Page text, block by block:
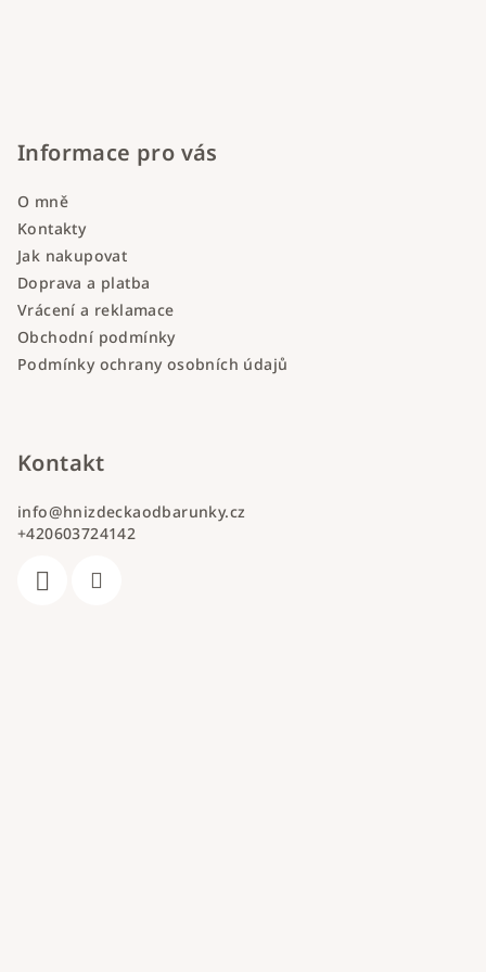
Informace pro vás
O mně
Kontakty
Jak nakupovat
Doprava a platba
Vrácení a reklamace
Obchodní podmínky
Podmínky ochrany osobních údajů
Kontakt
info@hnizdeckaodbarunky.cz
+420603724142